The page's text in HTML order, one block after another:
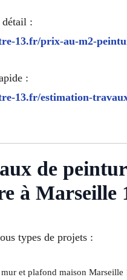
détail :
13.fr/prix-au-m2-
:
13.fr/estimation-
de
à Marseille
types de projets :
et plafond maison Marseille